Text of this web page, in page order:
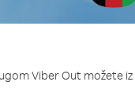
Viber Out možete